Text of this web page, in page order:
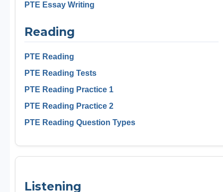
PTE Essay Writing
Reading
PTE Reading
PTE Reading Tests
PTE Reading Practice 1
PTE Reading Practice 2
PTE Reading Question Types
Listening